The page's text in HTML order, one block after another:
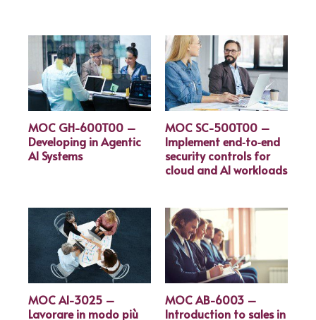
MOC GH-600T00 –
Developing in Agentic
AI Systems
MOC SC-500T00 –
Implement end‑to‑end
security controls for
cloud and AI workloads
MOC AI-3025 –
Lavorare in modo più
MOC AB-6003 –
Introduction to sales in